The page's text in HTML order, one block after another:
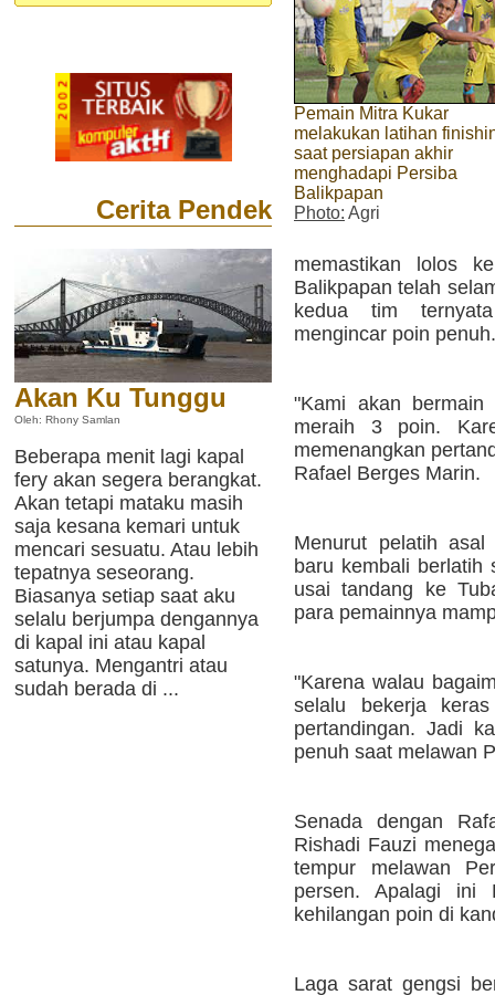
Cerita Pendek
Akan Ku Tunggu
Oleh: Rhony Samlan
Beberapa menit lagi kapal
fery akan segera berangkat.
Akan tetapi mataku masih
saja kesana kemari untuk
mencari sesuatu. Atau lebih
tepatnya seseorang.
Biasanya setiap saat aku
selalu berjumpa dengannya
di kapal ini atau kapal
satunya. Mengantri atau
sudah berada di ...
Pemain Mitra Kukar
melakukan latihan
saat persiapan akhir
menghadapi Persiba
Balikpapan
Photo: Agri
memastikan lolos
Balikpapan telah
kedua tim
mengincar poin penuh.
"Kami akan
meraih 3 poin.
memenangkan
Rafael Berges Marin.
Menurut pelatih
baru kembali berlatih
usai tandang ke
para pemainnya
"Karena walau
selalu bekerja
pertandingan. Jadi
penuh saat melawan
Senada dengan
Rishadi Fauzi
tempur melawan
persen. Apalagi ini
kehilangan poin di
Laga sarat gengsi